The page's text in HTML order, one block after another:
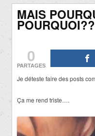
MAIS
0
PARTAGES
Je déteste faire des posts
Ça me rend triste….